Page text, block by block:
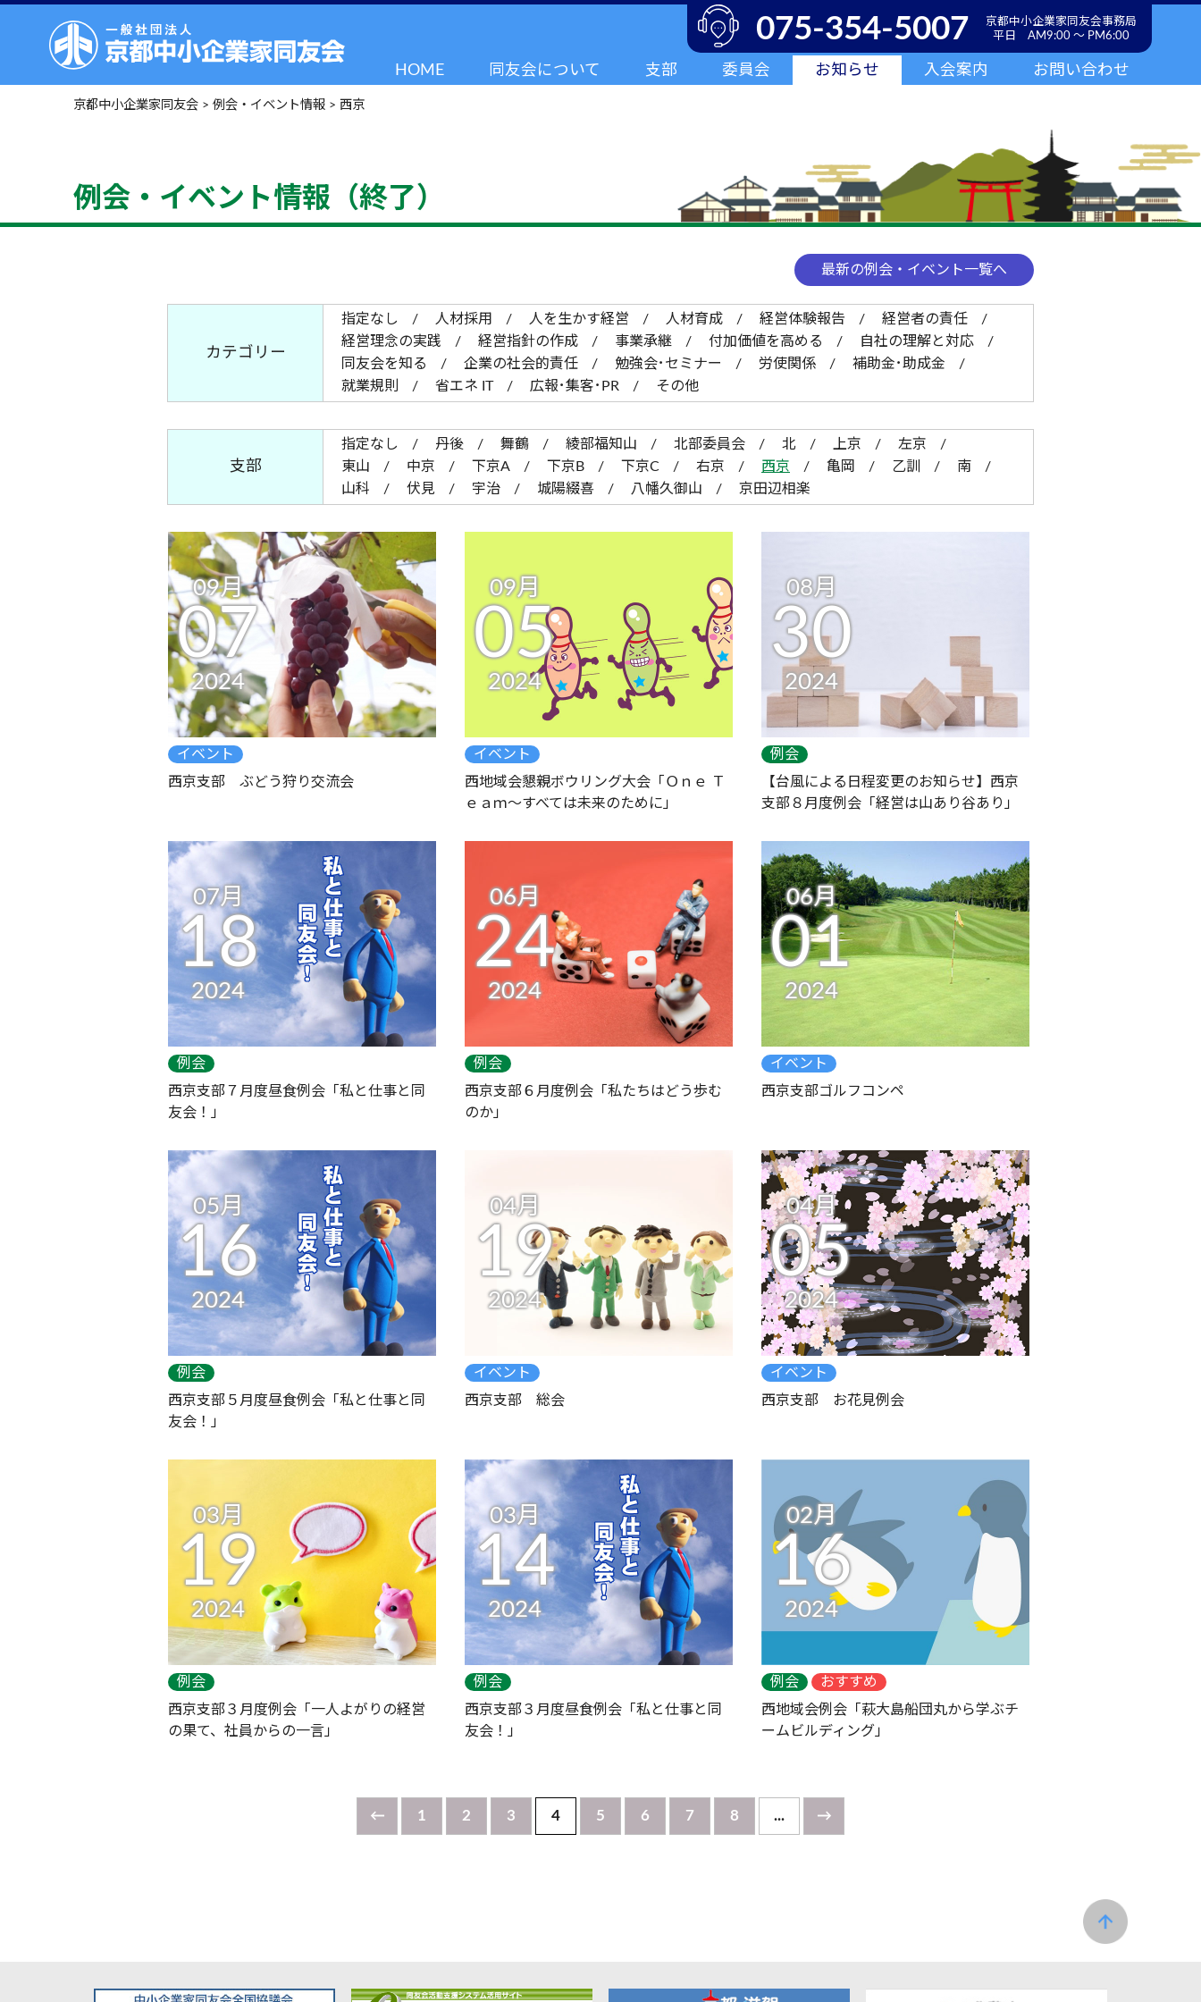
HOME 同友会について 支部 委員会 お知らせ 入会案内 お問い合わせ
075-354-5007
京都中小企業家同友会事務局
平日 AM9:00 ～ PM6:00
京都中小企業家同友会 > 例会・イベント情報 > 西京
例会・イベント情報（終了）
最新の例会・イベント一覧へ
カテゴリー
指定なし 人材採用 人を生かす経営 人材育成 経営体験報告
経営者の責任
経営理念の実践
経営指針の作成 事業承継 付加価値を高める
自社の理解と対応
同友会を知る
企業の社会的責任 勉強会･セミナー 労使関係
補助金･助成金
就業規則
省エネ IT 広報･集客･PR その他
支部
指定なし 丹後 舞鶴 綾部福知山 北部委員会 北 上京
左京
東山
中京 下京A 下京B 下京C 右京 西京 亀岡 乙訓
南
山科
伏見 宇治 城陽綴喜 八幡久御山 京田辺相楽
09月
07
2024
イベント
西京支部 ぶどう狩り交流会
09月
05
2024
イベント
西地域会懇親ボウリング大会「Ｏｎｅ Ｔ
ｅａｍ～すべては未来のために」
08月
30
2024
例会
【台風による日程変更のお知らせ】西京
支部８月度例会「経営は山あり谷あり」
07月
18
2024
例会
西京支部７月度昼食例会「私と仕事と同
友会！」
06月
24
2024
例会
西京支部６月度例会「私たちはどう歩む
のか」
06月
01
2024
イベント
西京支部ゴルフコンペ
05月
16
2024
例会
西京支部５月度昼食例会「私と仕事と同
友会！」
04月
19
2024
イベント
西京支部 総会
04月
05
2024
イベント
西京支部 お花見例会
03月
19
2024
例会
西京支部３月度例会「一人よがりの経営
の果て、社員からの一言」
03月
14
2024
例会
西京支部３月度昼食例会「私と仕事と同
友会！」
02月
16
2024
例会
おすすめ
西地域会例会「萩大島船団丸から学ぶチ
ームビルディング」
← 1 2 3 4 5 6 7 8 ... →